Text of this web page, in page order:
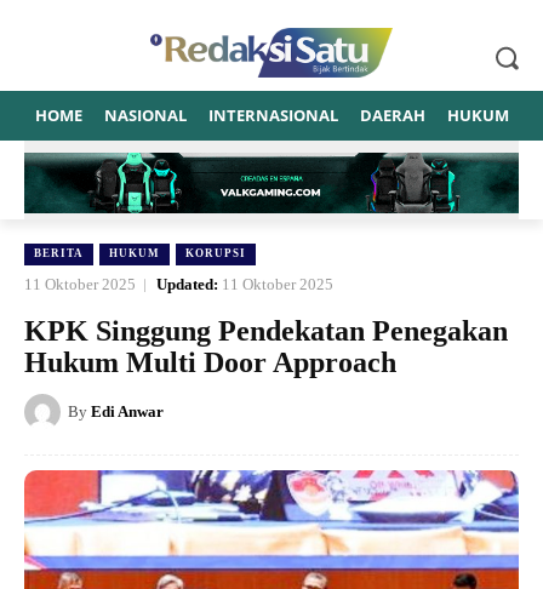
HOME NASIONAL INTERNASIONAL DAERAH HUKUM
BERITA HUKUM KORUPSI
11 Oktober 2025 Updated: 11 Oktober 2025
KPK Singgung Pendekatan Penegakan
Hukum Multi Door Approach
By Edi Anwar